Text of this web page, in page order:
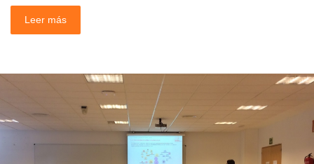
Leer más